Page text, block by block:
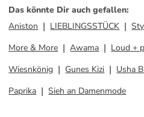
Das könnte Dir auch gefallen:
Aniston
LIEBLINGSSTÜCK
More & More
Awama Loud +
Wiesnkönig
Gunes Kizi Usha
Paprika
Sieh an Damenmode